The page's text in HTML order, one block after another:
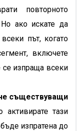
повторното
ако искате да
път, когато
включете
се изпраща всеки
съществуващи
активирате тази
изпратена до